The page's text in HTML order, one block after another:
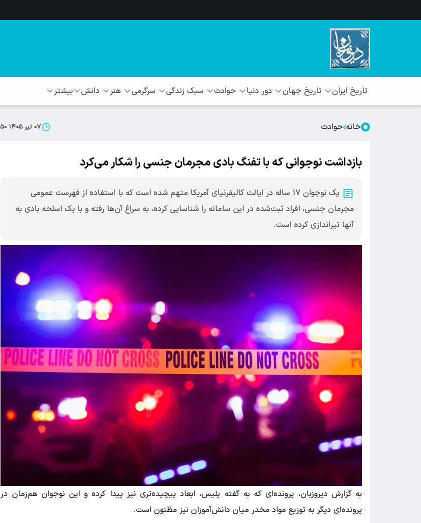
تاریخ ایران تاریخ جهان دور دنیا حوادث سبک زندگی سرگرمی هنر دانش بیشتر
خانه حوادث ۰۷ تیر ۱۴۰۵ ۱۷:۵۰
بازداشت نوجوانی که با تفنگ بادی مجرمان جنسی را شکار می‌کرد
یک نوجوان ۱۷ ساله در ایالت کالیفرنیای آمریکا متهم شده است که با استفاده از فهرست عمومی
مجرمان جنسی، افراد ثبت‌شده در این سامانه را شناسایی کرده، به سراغ آن‌ها رفته و با یک اسلحه بادی به
آنها تیراندازی کرده است.
به گزارش دیروزبان، پرونده‌ای که به گفته پلیس، ابعاد پیچیده‌تری نیز پیدا کرده و این نوجوان هم‌زمان در
پرونده‌ای دیگر به توزیع مواد مخدر میان دانش‌آموزان نیز مظنون است.